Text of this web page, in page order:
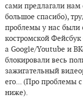
сами предлагали нам
большое спасибо),
проблемы у нас были
костромской
а Google/Youtube и
блокировали весь
зажигательный
его... (Про проблемы
ниже).